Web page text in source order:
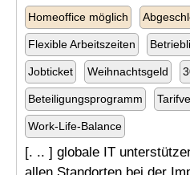
Homeoffice möglich
Flexible Arbeitszeiten
Jobticket Weihnachtsgeld
Beteiligungsprogramm
Work-Life-Balance
[. .. ] globale IT